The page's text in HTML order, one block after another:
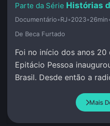
Histórias
Documentário•RJ•2023•26min
De Beca Furtado
Foi no início dos anos 20
Epitácio Pessoa
Brasil. Desde então a
Mais